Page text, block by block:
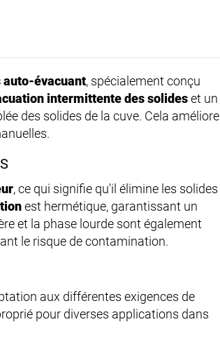
, spécialement conçu
intermittente des solideset un
des solides de la cuve. Cela améliore
, ce qui signifie qu'il élimine les solides
est hermétique, garantissant un
et la phase lourde sont également
le risque de contamination.
aux différentes exigences de
pour diverses applications dans